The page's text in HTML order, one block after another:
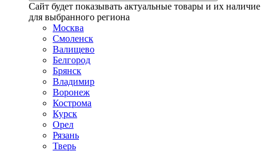
Сайт будет показывать актуальные товары и их наличие
для выбранного региона
Москва
Смоленск
Валищево
Белгород
Брянск
Владимир
Воронеж
Кострома
Курск
Орел
Рязань
Тверь